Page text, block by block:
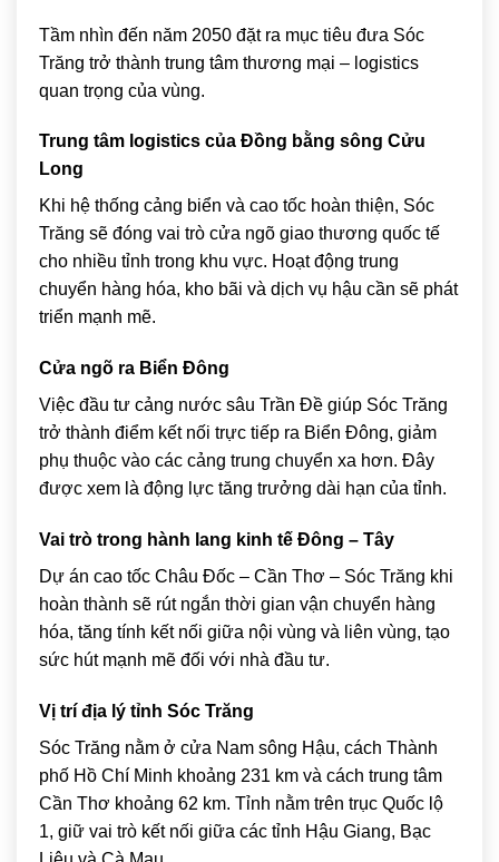
Tầm nhìn đến năm 2050 đặt ra mục tiêu đưa Sóc
Trăng trở thành trung tâm thương mại – logistics
quan trọng của vùng.
Trung tâm logistics của Đồng bằng sông Cửu
Long
Khi hệ thống cảng biển và cao tốc hoàn thiện, Sóc
Trăng sẽ đóng vai trò cửa ngõ giao thương quốc tế
cho nhiều tỉnh trong khu vực. Hoạt động trung
chuyển hàng hóa, kho bãi và dịch vụ hậu cần sẽ phát
triển mạnh mẽ.
Cửa ngõ ra Biển Đông
Việc đầu tư cảng nước sâu Trần Đề giúp Sóc Trăng
trở thành điểm kết nối trực tiếp ra Biển Đông, giảm
phụ thuộc vào các cảng trung chuyển xa hơn. Đây
được xem là động lực tăng trưởng dài hạn của tỉnh.
Vai trò trong hành lang kinh tế Đông – Tây
Dự án cao tốc Châu Đốc – Cần Thơ – Sóc Trăng khi
hoàn thành sẽ rút ngắn thời gian vận chuyển hàng
hóa, tăng tính kết nối giữa nội vùng và liên vùng, tạo
sức hút mạnh mẽ đối với nhà đầu tư.
Vị trí địa lý tỉnh Sóc Trăng
Sóc Trăng nằm ở cửa Nam sông Hậu, cách Thành
phố Hồ Chí Minh khoảng 231 km và cách trung tâm
Cần Thơ khoảng 62 km. Tỉnh nằm trên trục Quốc lộ
1, giữ vai trò kết nối giữa các tỉnh Hậu Giang, Bạc